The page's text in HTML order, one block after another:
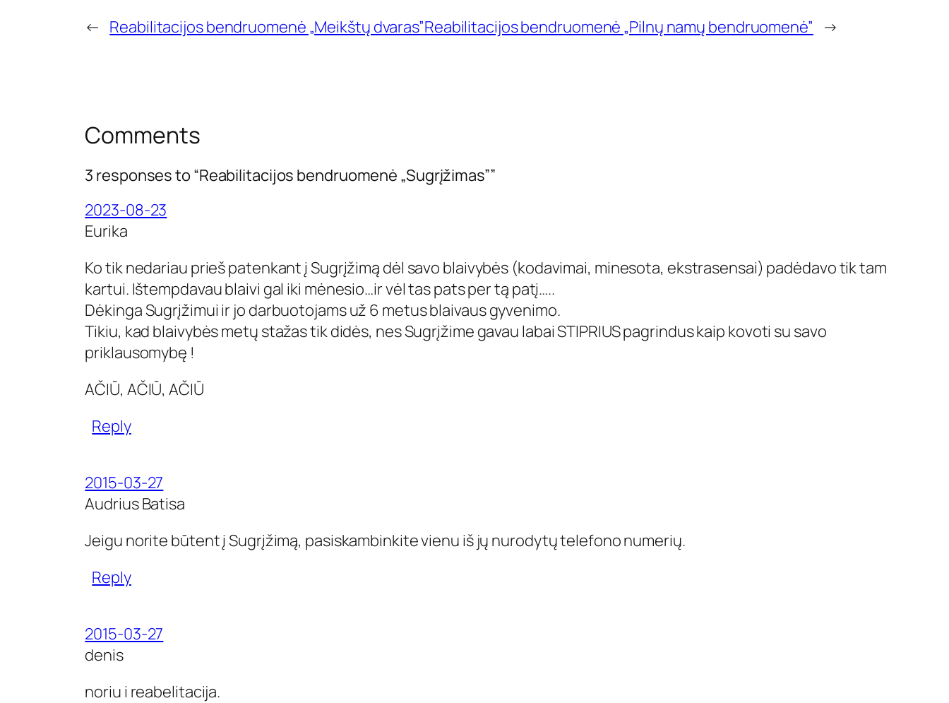
m
a
← Reabilitacijos bendruomenė „Meikštų dvaras”Reabilitacijos bendruomenė „Pilnų namų bendruomenė” →
Comments
3 responses to “Reabilitacijos bendruomenė „Sugrįžimas””
2023-08-23
Eurika
Ko tik nedariau prieš patenkant į Sugrįžimą dėl savo blaivybės (kodavimai, minesota, ekstrasensai) padėdavo tik tam
kartui. Ištempdavau blaivi gal iki mėnesio…ir vėl tas pats per tą patį…..
Dėkinga Sugrįžimui ir jo darbuotojams už 6 metus blaivaus gyvenimo.
Tikiu, kad blaivybės metų stažas tik didės, nes Sugrįžime gavau labai STIPRIUS pagrindus kaip kovoti su savo
priklausomybę !
AČIŪ, AČIŪ, AČIŪ
Reply
2015-03-27
Audrius Batisa
Jeigu norite būtent į Sugrįžimą, pasiskambinkite vienu iš jų nurodytų telefono numerių.
Reply
2015-03-27
denis
noriu i reabelitacija.